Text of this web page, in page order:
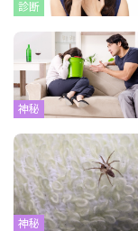
診断
神秘
神秘